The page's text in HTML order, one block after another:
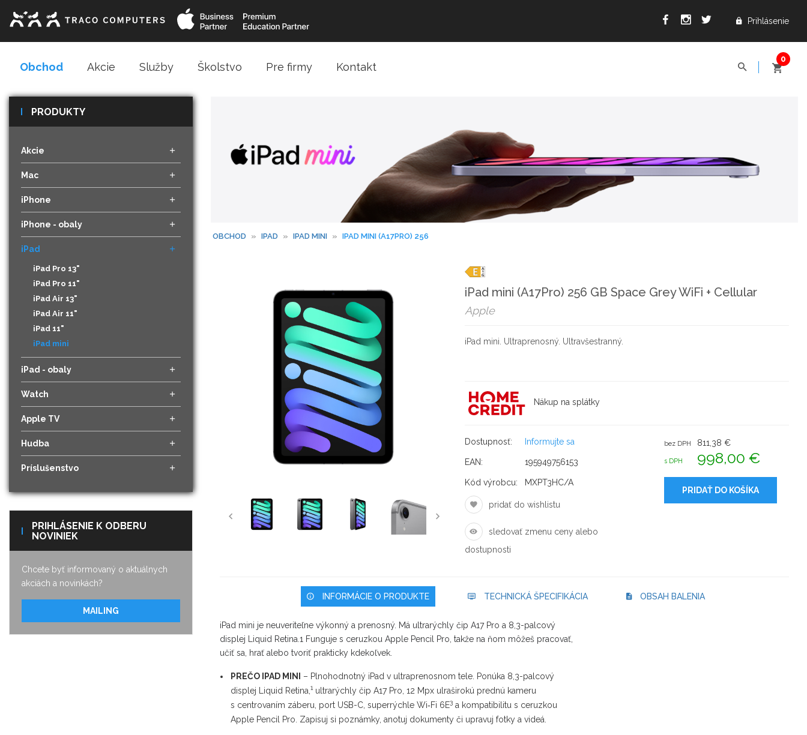
Prihlásenie
Obchod Akcie Služby Školstvo Pre firmy Kontakt
PRODUKTY
Akcie
Mac
iPhone
iPhone - obaly
iPad
iPad Pro 13"
iPad Pro 11"
iPad Air 13"
iPad Air 11"
iPad 11"
iPad mini
iPad - obaly
Watch
Apple TV
Hudba
Príslušenstvo
PRIHLÁSENIE K ODBERU
NOVINIEK
Chcete byť informovaný o aktuálnych
akciách a novinkách?
MAILING
OBCHOD » IPAD » IPAD MINI » IPAD MINI (A17PRO) 256
iPad mini (A17Pro) 256 GB Space Grey WiFi + Cellular
Apple
iPad mini. Ultraprenosný. Ultravšestranný.
Nákup na splátky
Dostupnosť: Informujte sa
EAN: 195949756153
Kód výrobcu: MXPT3HC/A
pridať do wishlistu
sledovať zmenu ceny alebo
dostupnosti
bez DPH 811,38 €
s DPH 998,00 €
PRIDAŤ DO KOŠÍKA
INFORMÁCIE O PRODUKTE TECHNICKÁ ŠPECIFIKÁCIA OBSAH BALENIA
iPad mini je neuveriteľne výkonný a prenosný. Má ultrarýchly čip A17 Pro a 8,3-palcový
displej Liquid Retina.1 Funguje s ceruzkou Apple Pencil Pro, takže na ňom môžeš pracovať,
učiť sa, hrať alebo tvoriť prakticky kdekoľvek.
PREČO IPAD MINI – Plnohodnotný iPad v ultraprenosnom tele. Ponúka 8,3-palcový
displej Liquid Retina, 1ultrarýchly čip A17 Pro, 12 Mpx ulraširokú prednú kameru
s centrovaním záberu, port USB-C, superrýchle Wi‑Fi 6E3 a kompatibilitu s ceruzkou
Apple Pencil Pro. Zapisuj si poznámky, anotuj dokumenty či upravuj fotky a videá.